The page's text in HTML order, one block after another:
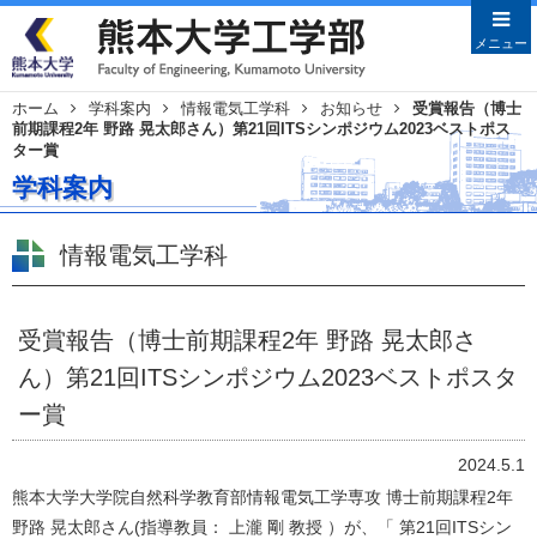
メニュー
ホーム 学科案内 情報電気工学科 お知らせ
受賞報告（博士
前期課程2年 野路 晃太郎さん）第21回ITSシンポジウム2023ベストポス
ター賞
学科案内
情報電気工学科
受賞報告（博士前期課程2年 野路 晃太郎さ
ん）第21回ITSシンポジウム2023ベストポスタ
ー賞
2024.5.1
熊本大学大学院自然科学教育部情報電気工学専攻 博士前期課程2年
野路 晃太郎さん(指導教員： 上瀧 剛 教授 ）が、「 第21回ITSシン
メニューを閉じる
Japanese English
学部長あいさつ
教育目的・目標
教員特集
機械数理工学科
情報電気工学科